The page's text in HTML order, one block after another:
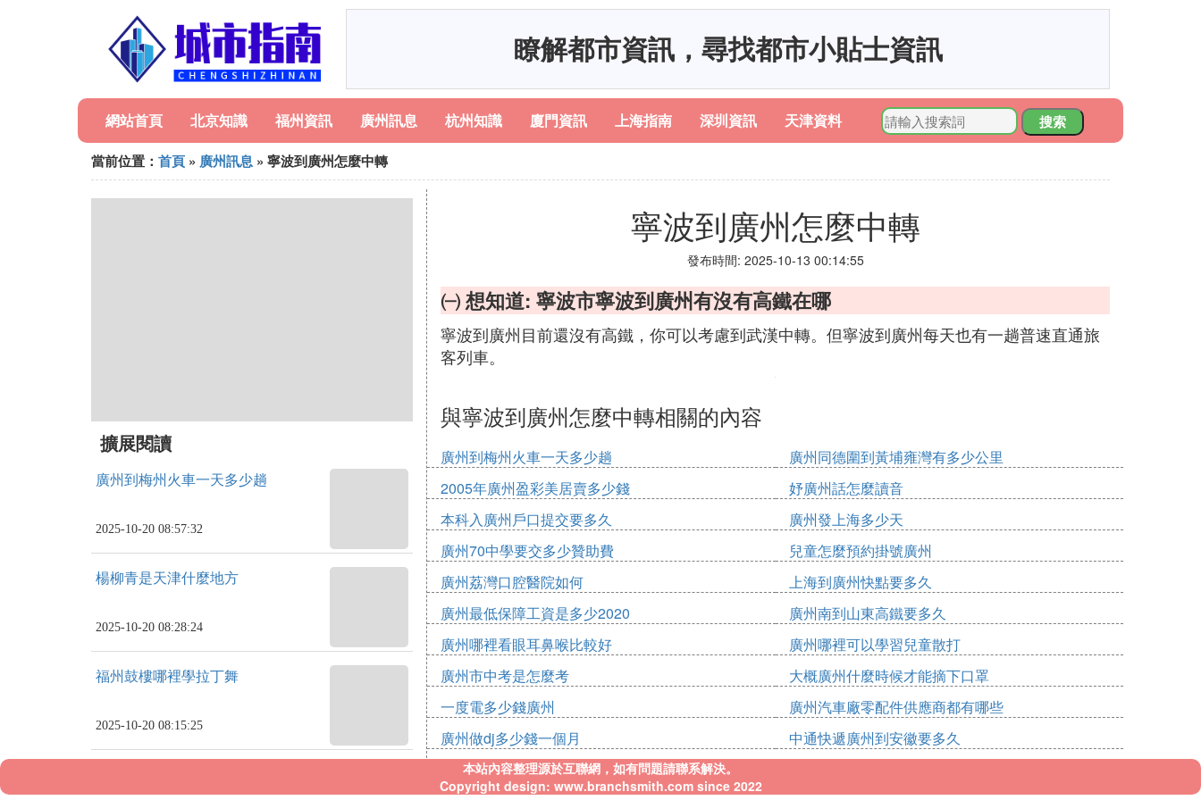
瞭解都市資訊，尋找都市小貼士資訊
網站首頁 北京知識 福州資訊 廣州訊息 杭州知識 廈門資訊 上海指南 深圳資訊 天津資料
搜索
當前位置： 首頁 » 廣州訊息 » 寧波到廣州怎麼中轉
擴展閱讀
廣州到梅州火車一天多少趟
2025-10-20 08:57:32
楊柳青是天津什麼地方
2025-10-20 08:28:24
福州鼓樓哪裡學拉丁舞
2025-10-20 08:15:25
寧波到廣州怎麼中轉
發布時間: 2025-10-13 00:14:55
㈠ 想知道: 寧波市寧波到廣州有沒有高鐵在哪
寧波到廣州目前還沒有高鐵，你可以考慮到武漢中轉。但寧波到廣州每天也有一趟普速直通旅
客列車。
與寧波到廣州怎麼中轉相關的內容
廣州到梅州火車一天多少趟
廣州同德圍到黃埔雍灣有多少公里
2005年廣州盈彩美居賣多少錢
妤廣州話怎麼讀音
本科入廣州戶口提交要多久
廣州發上海多少天
廣州70中學要交多少贊助費
兒童怎麼預約掛號廣州
廣州荔灣口腔醫院如何
上海到廣州快點要多久
廣州最低保障工資是多少2020
廣州南到山東高鐵要多久
廣州哪裡看眼耳鼻喉比較好
廣州哪裡可以學習兒童散打
廣州市中考是怎麼考
大概廣州什麼時候才能摘下口罩
一度電多少錢廣州
廣州汽車廠零配件供應商都有哪些
廣州做dj多少錢一個月
中通快遞廣州到安徽要多久
本站內容整理源於互聯網，如有問題請聯系解決。
Copyright design: www.branchsmith.com since 2022